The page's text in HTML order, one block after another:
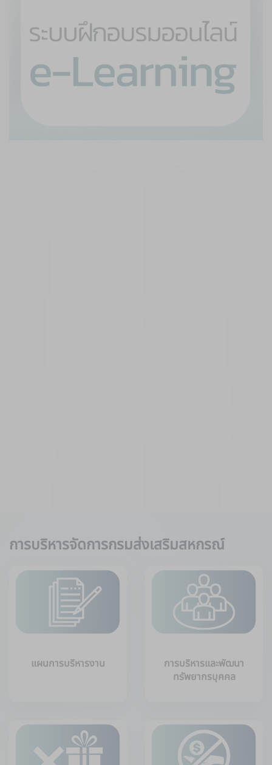
การบริหารจัดการกรมส่งเสริมสหกรณ์
แผนการบริหารงาน
การบริหารและพัฒนา
ทรัพยากรบุคคล